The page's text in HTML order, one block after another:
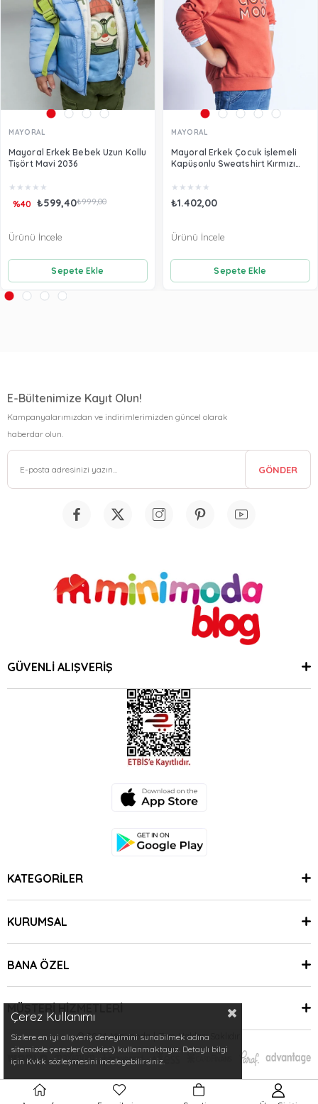
MAYORAL
Mayoral Erkek Bebek Uzun Kollu
Tişört Mavi 2036
★ ★ ★ ★ ★
₺599,40₺999,00
%40
Sepete Ekle
Ürünü İncele
MAYORAL
Mayoral Erkek Çocuk İşlemeli
Kapüşonlu Sweatshirt Kırmızı
★ ★ ★ ★ ★
₺1.402,00
Sepete Ekle
Ürünü İncele
E-Bültenimize Kayıt Olun!
Kampanyalarımızdan ve indirimlerimizden güncel olarak
haberdar olun.
GÖNDER
GÜVENLİ ALIŞVERİŞ
KATEGORİLER
KURUMSAL
BANA ÖZEL
MÜŞTERİ HİZMETLERİ
© 2024 Minimoda | Tüm Hakları Saklıdır.
Çerez Kullanımı
Sizlere en iyi alışveriş deneyimini sunabilmek adına
sitemizde çerezler(cookies) kullanmaktayız. Detaylı bilgi
için Kvkk sözleşmesini inceleyebilirsiniz.